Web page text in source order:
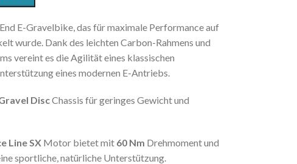
E-Gravelbike, das für maximale Performance auf
wurde. Dank des leichten Carbon-Rahmens und
vereint es die Agilität eines klassischen
eines modernen E-Antriebs.
DiscChassis für geringes Gewicht und
Line SXMotor bietet mit 60 Nm Drehmoment und
sportliche, natürliche Unterstützung.